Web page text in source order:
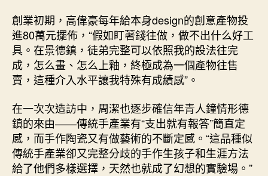
創業初期，高偉豪每年給本身design的創意產物投
進80萬元擺佈，“假如盯著錢往做，做不出什么好工
具。在景德鎮，徒弟完整可以依照我的設法往完
成，怎么畫、怎么上釉，終極成為一個產物往售
賣，這種介入水平讓我特殊有成績感”。
在一次次造訪中，周潔也逐步確信年青人鐘情形德
鎮的來由——傳統手產業有“支出就有報答”簡直定
感，而手作陶瓷又有做藝術的不斷定感。“這品種似
傳統手產業卻又完整分歧的手作生孩子和生涯方法
給了他們多樣選擇，天然也就成了幻想的實驗場。”